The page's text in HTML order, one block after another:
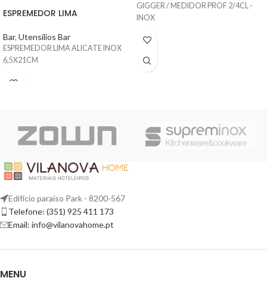
ESPREMEDOR LIMA
Bar, Utensílios Bar
ESPREMEDOR LIMA ALICATE INOX
6,5X21CM
GIGGER / MEDIDOR PROF 2/4CL -
INOX
Edifício paraíso Park - 8200-567
Telefone: (351) 925 411 173
Email: info@vilanovahome.pt
MENU